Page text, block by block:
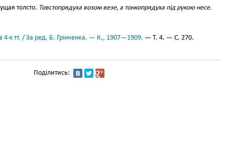
толсто. Товстопрядуха возом везе, а тонкопрядуха під рукою несе.
4-х тт. / За ред. Б. Грінченка. — К., 1907—1909. — Т. 4. — С. 270.
Поділитись: